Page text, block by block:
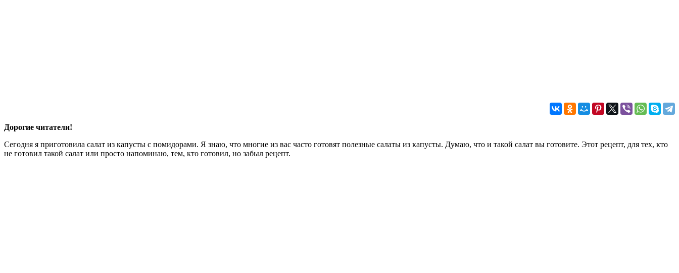
Дорогие читатели!
Сегодня я приготовила салат из капусты с помидорами. Я знаю, что многие из вас часто готовят полезные салаты из капусты. Думаю, что и такой салат вы готовите. Этот рецепт, для тех, кто
не готовил такой салат или просто напоминаю, тем, кто готовил, но забыл рецепт.